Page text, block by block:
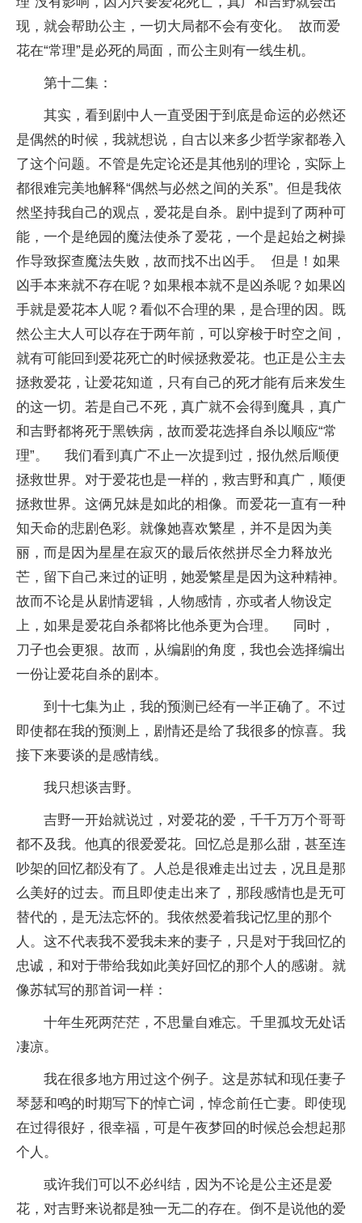
现，就会帮助公主，一切大局都不会有变化。 故而爱
花在“常理”是必死的局面，而公主则有一线生机。
第十二集：
其实，看到剧中人一直受困于到底是命运的必然还
是偶然的时候，我就想说，自古以来多少哲学家都卷入
了这个问题。不管是先定论还是其他别的理论，实际上
都很难完美地解释“偶然与必然之间的关系”。但是我依
然坚持我自己的观点，爱花是自杀。剧中提到了两种可
能，一个是绝园的魔法使杀了爱花，一个是起始之树操
作导致探查魔法失败，故而找不出凶手。 但是！如果
凶手本来就不存在呢？如果根本就不是凶杀呢？如果凶
手就是爱花本人呢？看似不合理的果，是合理的因。既
然公主大人可以存在于两年前，可以穿梭于时空之间，
就有可能回到爱花死亡的时候拯救爱花。也正是公主去
拯救爱花，让爱花知道，只有自己的死才能有后来发生
的这一切。若是自己不死，真广就不会得到魔具，真广
和吉野都将死于黑铁病，故而爱花选择自杀以顺应“常
理”。 我们看到真广不止一次提到过，报仇然后顺便
拯救世界。对于爱花也是一样的，救吉野和真广，顺便
拯救世界。这俩兄妹是如此的相像。而爱花一直有一种
知天命的悲剧色彩。就像她喜欢繁星，并不是因为美
丽，而是因为星星在寂灭的最后依然拼尽全力释放光
芒，留下自己来过的证明，她爱繁星是因为这种精神。
故而不论是从剧情逻辑，人物感情，亦或者人物设定
上，如果是爱花自杀都将比他杀更为合理。 同时，
刀子也会更狠。故而，从编剧的角度，我也会选择编出
一份让爱花自杀的剧本。
到十七集为止，我的预测已经有一半正确了。不过
即使都在我的预测上，剧情还是给了我很多的惊喜。我
接下来要谈的是感情线。
我只想谈吉野。
吉野一开始就说过，对爱花的爱，千千万万个哥哥
都不及我。他真的很爱爱花。回忆总是那么甜，甚至连
吵架的回忆都没有了。人总是很难走出过去，况且是那
么美好的过去。而且即使走出来了，那段感情也是无可
替代的，是无法忘怀的。我依然爱着我记忆里的那个
人。这不代表我不爱我未来的妻子，只是对于我回忆的
忠诚，和对于带给我如此美好回忆的那个人的感谢。就
像苏轼写的那首词一样：
十年生死两茫茫，不思量自难忘。千里孤坟无处话
凄凉。
我在很多地方用过这个例子。这是苏轼和现任妻子
琴瑟和鸣的时期写下的悼亡词，悼念前任亡妻。即使现
在过得很好，很幸福，可是午夜梦回的时候总会想起那
个人。
或许我们可以不必纠结，因为不论是公主还是爱
花，对吉野来说都是独一无二的存在。倒不是说他的爱